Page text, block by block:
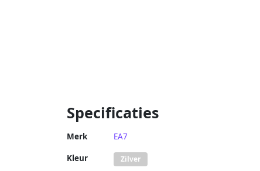
Specificaties
Merk EA7
Kleur Zilver